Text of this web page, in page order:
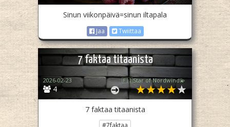
Sinun viikonpäivä=sinun iltapala
Jaa Twiittaa
7 faktaa titaanista
4
2026-02-23 🇫🇮Star of Nordwind💫
7 faktaa titaanista